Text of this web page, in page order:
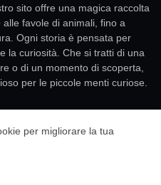
sito offre una magica raccolta
favole di animali, fino a
Ogni storia è pensata per
la curiosità. Che si tratti di una
o di un momento di scoperta,
per le piccole menti curiose.
- Contes et Histoires
per migliorare la tua